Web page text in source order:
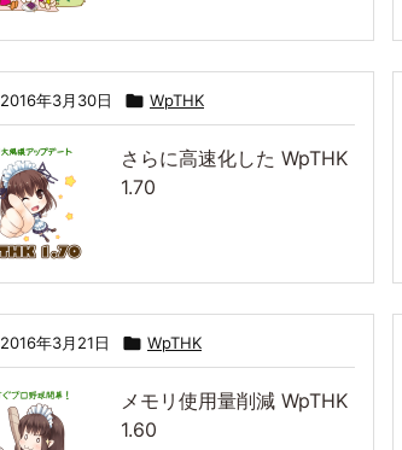
2016年3月30日  WpTHK
さらに高速化した WpTHK
1.70
2016年3月21日  WpTHK
メモリ使用量削減 WpTHK
1.60